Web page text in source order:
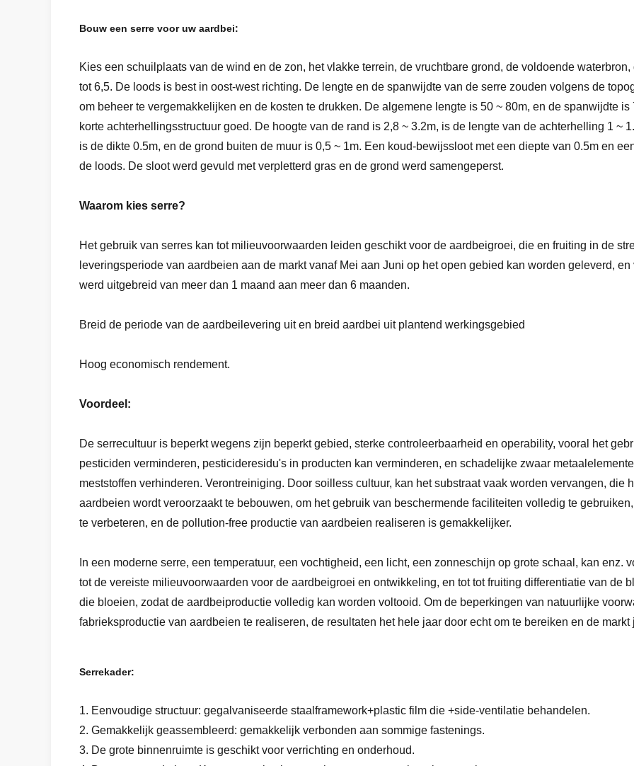
Bouw een serre voor uw aardbei:
Kies een schuilplaats van de wind en de zon, het vlakke terrein, de vruchtbare grond, de voldoende
tot 6,5. De loods is best in oost-west richting. De lengte en de spanwijdte van de serre zouden volgens de
om beheer te vergemakkelijken en de kosten te drukken. De algemene lengte is 50 ~ 80m, en de spanwijdte
korte achterhellingsstructuur goed. De hoogte van de rand is 2,8 ~ 3.2m, is de lengte van de achterhelling 1 ~
is de dikte 0.5m, en de grond buiten de muur is 0,5 ~ 1m. Een koud-bewijssloot met een diepte van 0.5m en
de loods. De sloot werd gevuld met verpletterd gras en de grond werd samengeperst.
Waarom kies serre?
Het gebruik van serres kan tot milieuvoorwaarden leiden geschikt voor de aardbeigroei, die en fruiting in de
leveringsperiode van aardbeien aan de markt vanaf Mei aan Juni op het open gebied kan worden geleverd,
werd uitgebreid van meer dan 1 maand aan meer dan 6 maanden.
Breid de periode van de aardbeilevering uit en breid aardbei uit plantend werkingsgebied
Hoog economisch rendement.
Voordeel:
De serrecultuur is beperkt wegens zijn beperkt gebied, sterke controleerbaarheid en operability, vooral het
pesticiden verminderen, pesticideresidu's in producten kan verminderen, en schadelijke zwaar
meststoffen verhinderen. Verontreiniging. Door soilless cultuur, kan het substraat vaak worden vervangen, die
aardbeien wordt veroorzaakt te bebouwen, om het gebruik van beschermende faciliteiten volledig te
te verbeteren, en de pollution-free productie van aardbeien realiseren is gemakkelijker.
In een moderne serre, een temperatuur, een vochtigheid, een licht, een zonneschijn op grote schaal, kan enz.
tot de vereiste milieuvoorwaarden voor de aardbeigroei en ontwikkeling, en tot tot fruiting differentiatie van de
die bloeien, zodat de aardbeiproductie volledig kan worden voltooid. Om de beperkingen van natuurlijke
fabrieksproductie van aardbeien te realiseren, de resultaten het hele jaar door echt om te bereiken en de
Serrekader:
1. Eenvoudige structuur: gegalvaniseerde staalframework+plastic film die +side-ventilatie behandelen.
2. Gemakkelijk geassembleerd: gemakkelijk verbonden aan sommige fastenings.
3. De grote binnenruimte is geschikt voor verrichting en onderhoud.